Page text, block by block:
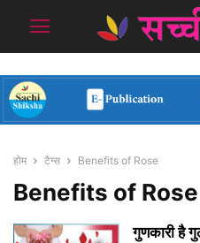
होम टैग्स Benefits of Rose
Benefits of Rose
गुणकारी है